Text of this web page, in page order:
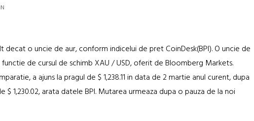
decat o uncie de aur, conform indicelui de pret CoinDesk(BPI). O uncie de
functie de cursul de schimb XAU / USD, oferit de Bloomberg Markets.
a ajuns la pragul de $ 1,238.11 in data de 2 martie anul curent, dupa
$ 1,230.02, arata datele BPI. Mutarea urmeaza dupa o pauza de la noi